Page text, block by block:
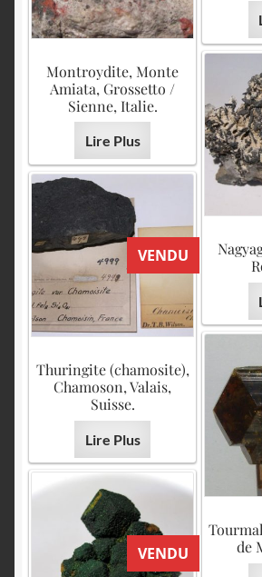
Montroydite, Monte
Amiata, Grossetto /
Sienne, Italie.
Lire Plus
VENDU
Thuringite (chamosite),
Chamoson, Valais,
Suisse.
Lire Plus
de
VENDU